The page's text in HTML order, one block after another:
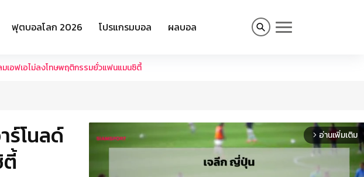
ฟุตบอลโลก 2026 โปรแกรมบอล ผลบอล
เอฟเอไม่ลงโทษพฤติกรรมยั่วแฟนแมนซิตี้
ร์โนลด์
ตี้
arrow_forward_ios อ่านเพิ่มเติม